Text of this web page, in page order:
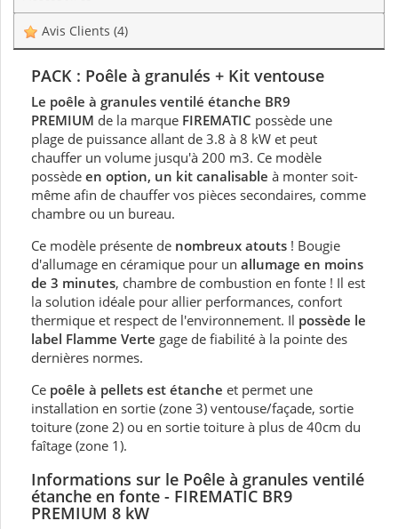
Avis Clients (4)
PACK : Poêle à granulés + Kit ventouse
Le poêle à granules ventilé étanche BR9
PREMIUM de la marque FIREMATIC possède une
plage de puissance allant de 3.8 à 8 kW et peut
chauffer un volume jusqu'à 200 m3. Ce modèle
possède en option, un kit canalisable à monter soit-
même afin de chauffer vos pièces secondaires, comme
chambre ou un bureau.
Ce modèle présente de nombreux atouts ! Bougie
d'allumage en céramique pour un allumage en moins
de 3 minutes, chambre de combustion en fonte ! Il est
la solution idéale pour allier performances, confort
thermique et respect de l'environnement. Il possède le
label Flamme Verte gage de fiabilité à la pointe des
dernières normes.
Ce poêle à pellets est étanche et permet une
installation en sortie (zone 3) ventouse/façade, sortie
toiture (zone 2) ou en sortie toiture à plus de 40cm du
faîtage (zone 1).
Informations sur le Poêle à granules ventilé
étanche en fonte - FIREMATIC BR9
PREMIUM 8 kW